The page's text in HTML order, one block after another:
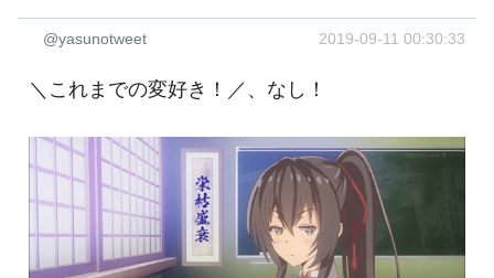
@yasunotweet 2019-09-11 00:30:33
＼これまでの変好き！／、なし！